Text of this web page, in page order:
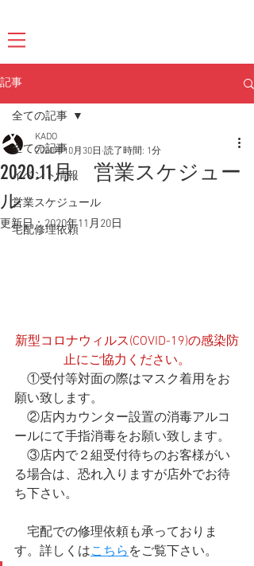
記事
全ての記事
イベント情報
営業スケジュール
宅配修理依頼
全ての記事
2020.11月 営業スケジュー
ル
KADO
2020年10月30日 読了時間: 1分
更新日：2020年11月20日
新型コロナウィルス(COVID-19)の感染防
止にご協力ください。
①受付等対面の際はマスク着用をお
願い致します。
②店内カウンター設置の消毒アルコ
ールにて手指消毒をお願い致します。
③店内で２組受付待ちのお客様がい
る場合は、恐れ入りますが店外でお待
ち下さい。
​　宅配での修理依頼も承っておりま
す。詳しくはこちら をご覧下さい。